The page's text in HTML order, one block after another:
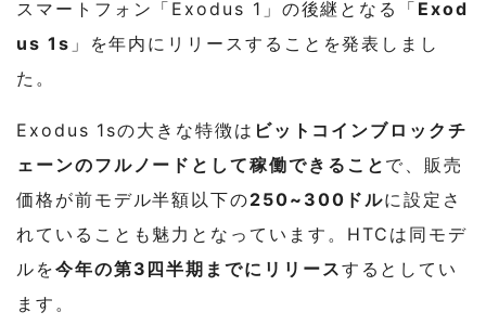
スマートフォン「Exodus 1」の後継となる「 Exod
us 1s 」を年内にリリースすることを発表しまし
た。
Exodus 1sの大きな特徴は ビットコインブロックチ
ェーンのフルノードとして稼働できること で、販売
価格が前モデル半額以下の250~300ドルに設定さ
れていることも魅力となっています。HTCは同モデ
ルを今年の第3四半期までにリリースするとしてい
ます。